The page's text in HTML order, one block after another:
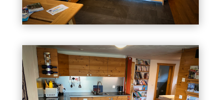
Le Wifi est disponible et gratuit.